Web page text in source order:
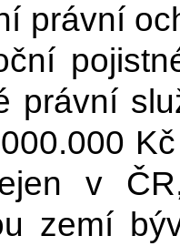
právní
právní
v
zemí